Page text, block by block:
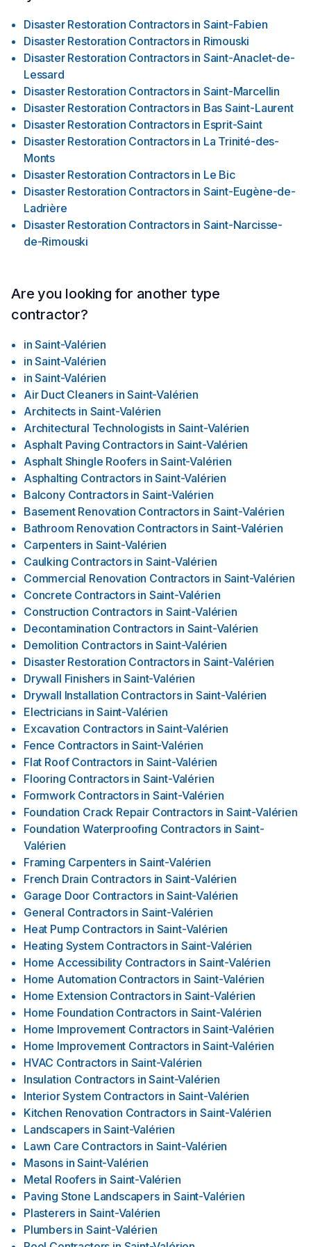
Disaster Restoration Contractors in Saint-Fabien
Disaster Restoration Contractors in Rimouski
Disaster Restoration Contractors in Saint-Anaclet-de-
Lessard
Disaster Restoration Contractors in Saint-Marcellin
Disaster Restoration Contractors in Bas Saint-Laurent
Disaster Restoration Contractors in Esprit-Saint
Disaster Restoration Contractors in La Trinité-des-
Monts
Disaster Restoration Contractors in Le Bic
Disaster Restoration Contractors in Saint-Eugène-de-
Ladrière
Disaster Restoration Contractors in Saint-Narcisse-
de-Rimouski
Are you looking for another type
contractor?
in Saint-Valérien
in Saint-Valérien
in Saint-Valérien
Air Duct Cleaners in Saint-Valérien
Architects in Saint-Valérien
Architectural Technologists in Saint-Valérien
Asphalt Paving Contractors in Saint-Valérien
Asphalt Shingle Roofers in Saint-Valérien
Asphalting Contractors in Saint-Valérien
Balcony Contractors in Saint-Valérien
Basement Renovation Contractors in Saint-Valérien
Bathroom Renovation Contractors in Saint-Valérien
Carpenters in Saint-Valérien
Caulking Contractors in Saint-Valérien
Commercial Renovation Contractors in Saint-Valérien
Concrete Contractors in Saint-Valérien
Construction Contractors in Saint-Valérien
Decontamination Contractors in Saint-Valérien
Demolition Contractors in Saint-Valérien
Disaster Restoration Contractors in Saint-Valérien
Drywall Finishers in Saint-Valérien
Drywall Installation Contractors in Saint-Valérien
Electricians in Saint-Valérien
Excavation Contractors in Saint-Valérien
Fence Contractors in Saint-Valérien
Flat Roof Contractors in Saint-Valérien
Flooring Contractors in Saint-Valérien
Formwork Contractors in Saint-Valérien
Foundation Crack Repair Contractors in Saint-Valérien
Foundation Waterproofing Contractors in Saint-
Valérien
Framing Carpenters in Saint-Valérien
French Drain Contractors in Saint-Valérien
Garage Door Contractors in Saint-Valérien
General Contractors in Saint-Valérien
Heat Pump Contractors in Saint-Valérien
Heating System Contractors in Saint-Valérien
Home Accessibility Contractors in Saint-Valérien
Home Automation Contractors in Saint-Valérien
Home Extension Contractors in Saint-Valérien
Home Foundation Contractors in Saint-Valérien
Home Improvement Contractors in Saint-Valérien
Home Improvement Contractors in Saint-Valérien
HVAC Contractors in Saint-Valérien
Insulation Contractors in Saint-Valérien
Interior System Contractors in Saint-Valérien
Kitchen Renovation Contractors in Saint-Valérien
Landscapers in Saint-Valérien
Lawn Care Contractors in Saint-Valérien
Masons in Saint-Valérien
Metal Roofers in Saint-Valérien
Paving Stone Landscapers in Saint-Valérien
Plasterers in Saint-Valérien
Plumbers in Saint-Valérien